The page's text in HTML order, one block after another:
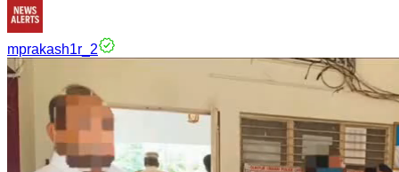
mprakash1r_2